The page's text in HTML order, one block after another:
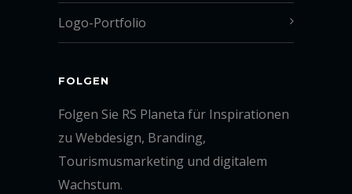
Logo-Portfolio
FOLGEN
Folgen Sie RS Planeta für Inspirationen
zu Webdesign, Branding,
Tourismusmarketing und digitalem
Wachstum.